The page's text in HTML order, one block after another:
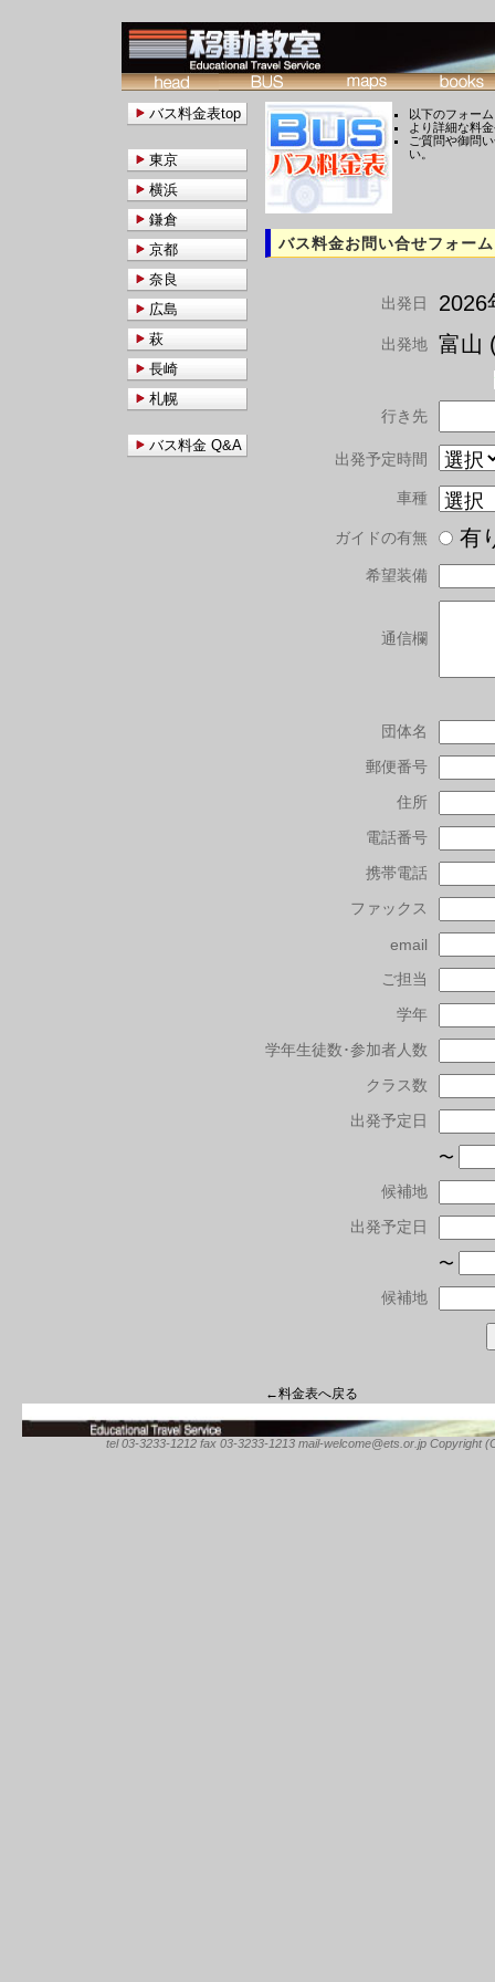
以下のフォー
より詳細な料
ご質問や御問
い。
バス料金お問い合せフォーム
出発日 2026
出発地 富山
行き先
出発予定時間
車種
ガイドの有無
希望装備
通信欄
団体名
郵便番号
住所
電話番号
携帯電話
ファックス
email
ご担当
学年
学年生徒数･参加者人数
クラス数
出発予定日
〜
候補地
出発予定日
〜
候補地
←料金表へ戻る
バス料金表top
東京
横浜
鎌倉
京都
奈良
広島
萩
長崎
札幌
バス料金 Q&A
tel 03-3233-1212 fax 03-3233-1213 mail-welcome@ets.or.jp Copyright